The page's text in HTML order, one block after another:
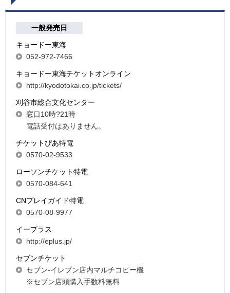
一般発売日
キョードー東海
052-972-7466
キョードー東海チケットオンライン
http://kyodotokai.co.jp/tickets/
刈谷市総合文化センター
窓口10時?21時
電話受付はありません。
チケットぴあ特電
0570-02-9533
ローソンチケット特電
0570-084-641
CNプレイガイド特電
0570-08-9977
イープラス
http://eplus.jp/
セブンチケット
セブン-イレブン店内マルチコピー機
※セブン店頭購入手数料無料